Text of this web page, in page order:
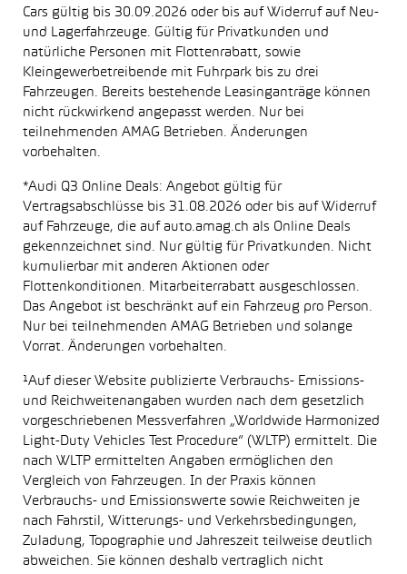
Cars gültig bis 30.09.2026 oder bis auf Widerruf auf Neu-
und Lagerfahrzeuge. Gültig für Privatkunden und
natürliche Personen mit Flottenrabatt, sowie
Kleingewerbetreibende mit Fuhrpark bis zu drei
Fahrzeugen. Bereits bestehende Leasinganträge können
nicht rückwirkend angepasst werden. Nur bei
teilnehmenden AMAG Betrieben. Änderungen
vorbehalten.
*Audi Q3 Online Deals: Angebot gültig für
Vertragsabschlüsse bis 31.08.2026 oder bis auf Widerruf
auf Fahrzeuge, die auf auto.amag.ch als Online Deals
gekennzeichnet sind. Nur gültig für Privatkunden. Nicht
kumulierbar mit anderen Aktionen oder
Flottenkonditionen. Mitarbeiterrabatt ausgeschlossen.
Das Angebot ist beschränkt auf ein Fahrzeug pro Person.
Nur bei teilnehmenden AMAG Betrieben und solange
Vorrat. Änderungen vorbehalten.
¹Auf dieser Website publizierte Verbrauchs- Emissions-
und Reichweitenangaben wurden nach dem gesetzlich
vorgeschriebenen Messverfahren „Worldwide Harmonized
Light-Duty Vehicles Test Procedure“ (WLTP) ermittelt. Die
nach WLTP ermittelten Angaben ermöglichen den
Vergleich von Fahrzeugen. In der Praxis können
Verbrauchs- und Emissionswerte sowie Reichweiten je
nach Fahrstil, Witterungs- und Verkehrsbedingungen,
Zuladung, Topographie und Jahreszeit teilweise deutlich
abweichen. Sie können deshalb vertraglich nicht